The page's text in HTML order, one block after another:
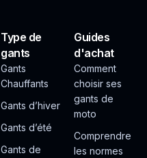
Type de
gants
Gants
Chauffants
Gants d’hiver
Gants d’été
Gants de
Guides
d'achat
Comment
choisir ses
gants de
moto
Comprendre
les normes